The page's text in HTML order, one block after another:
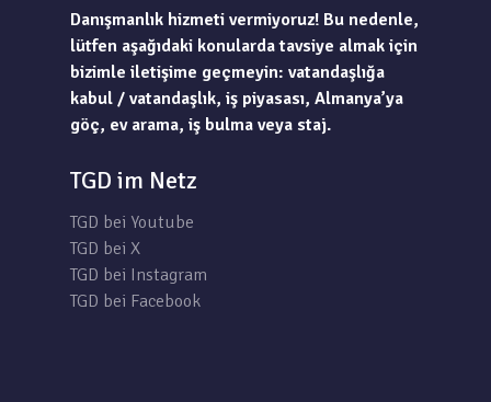
Danışmanlık hizmeti vermiyoruz! Bu nedenle,
lütfen aşağıdaki konularda tavsiye almak için
bizimle iletişime geçmeyin: vatandaşlığa
kabul / vatandaşlık, iş piyasası, Almanya’ya
göç, ev arama, iş bulma veya staj.
TGD im Netz
TGD bei Youtube
TGD bei X
TGD bei Instagram
TGD bei Facebook